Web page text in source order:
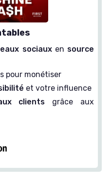
sociauxen source
pour monétiser
et votre influence
clients grâce aux